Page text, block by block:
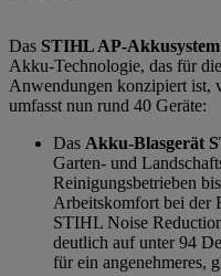
Das STIHL AP-Akkusystem
Akku-Technologie, das für
Anwendungen konzipiert ist,
umfasst nun rund 40 Geräte:
Das Akku-Blasgerät
Garten- und
Reinigungsbetrieben
Arbeitskomfort bei der
STIHL Noise
deutlich auf unter 94
für ein angenehmeres,